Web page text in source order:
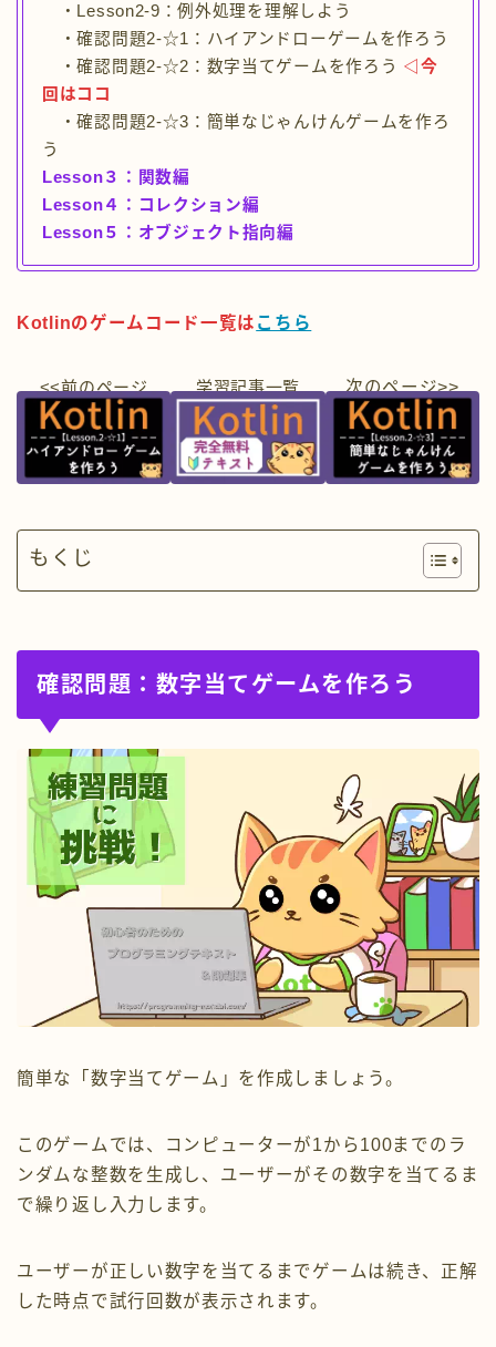
・Lesson2-9：例外処理を理解しよう
・確認問題2-☆1：ハイアンドローゲームを作ろう
・確認問題2-☆2：数字当てゲームを作ろう ◁今
回はココ
・確認問題2-☆3：簡単なじゃんけんゲームを作ろ
う
Lesson３：関数編
Lesson４：コレクション編
Lesson５：オブジェクト指向編
Kotlinのゲームコード一覧は こちら
<<前のページ 学習記事一覧 次のページ>>
もくじ
確認問題：数字当てゲームを作ろう
簡単な「数字当てゲーム」を作成しましょう。
このゲームでは、コンピューターが1から100までのラ
ンダムな整数を生成し、ユーザーがその数字を当てるま
で繰り返し入力します。
ユーザーが正しい数字を当てるまでゲームは続き、正解
した時点で試行回数が表示されます。